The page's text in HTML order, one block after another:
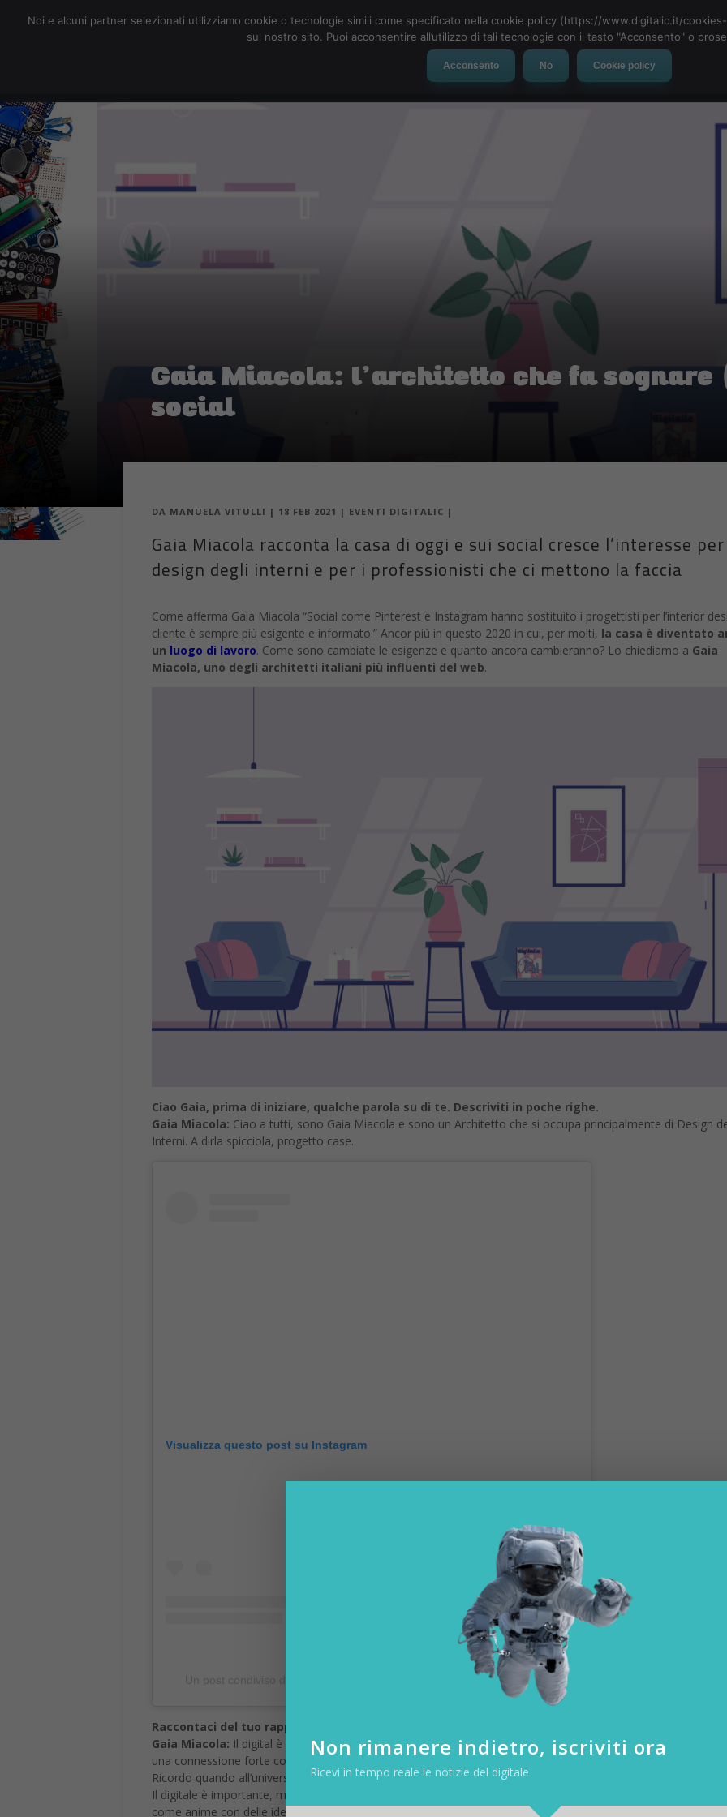
Social Network App Automotive Tech-News
Gaia Miacola: l’architetto che fa
social
DA MANUELA VITULLI | 18 FEB 2021 | EVENTI DIGITALIC |
Gaia Miacola racconta la casa di oggi e sui social cresce l’interesse
design degli interni e per i professionisti che ci mettono la faccia
Come afferma Gaia Miacola “Social come Pinterest e Instagram hanno sostituito i progettisti per l’interior
cliente è sempre più esigente e informato.” Ancor più in questo 2020 in cui, per molti, la casa è diventato
un luogo di lavoro . Come sono cambiate le esigenze e quanto ancora cambieranno? Lo chiediamo a Gaia
Miacola, uno degli architetti italiani più influenti del web
Ciao Gaia, prima di iniziare, qualche parola su di te. Descriviti in poche righe.
Gaia Miacola: Ciao a tutti, sono Gaia Miacola e sono un Architetto che si occupa principalmente di Design
Interni. A dirla spicciola, progetto case.
Visualizza questo post su Instagram
Un post condiviso da Gaia Miacola Architetto (@gaia_miacola_architetto)
Raccontaci del tuo rapporto col mondo del digital. Com’era, com’è oggi e come sarà in futuro?
Gaia Miacola: Il digital è ormai parte di noi. Me ne accorgo con i miei figli, con il mio lavoro: la dimensione
una connessione forte con la dimensione virtuale.
Ricordo quando all’università, al terzo anno di Architettura, seguii per la prima volta un corso base di Autocad.
Il digitale è importante, ma non dobbiamo mai dimenticare che dietro lo schermo ci siamo noi, come
come anime con delle idee e forti emozioni.
Non rimanere indietro, iscriviti ora
Ricevi in tempo reale le notizie del digitale
Noi e alcuni partner selezionati utilizziamo cookie o tecnologie simili come specificato nella cookie policy (https://www.digitalic.it/
sul nostro sito. Puoi acconsentire all’utilizzo di tali tecnologie con il tasto "Acconsento" o
Acconsento No Cookie policy